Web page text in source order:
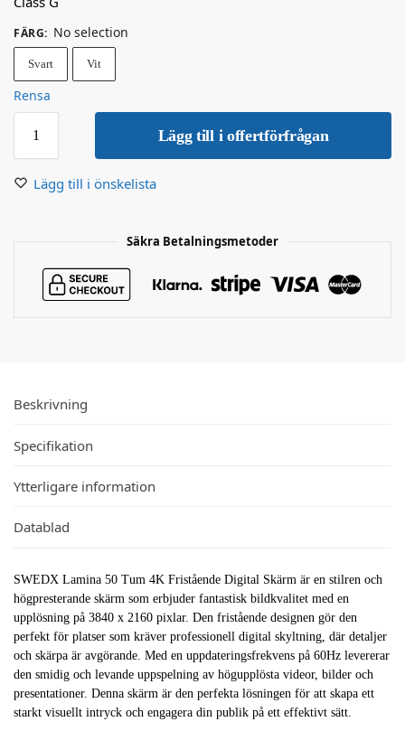
FÄRG: No selection
Svart Vit
Rensa
Lägg till i offertförfrågan
Lägg till i önskelista
Säkra Betalningsmetoder
Beskrivning
Specifikation
Ytterligare information
Datablad
SWEDX Lamina 50 Tum 4K Fristående Digital Skärm är en stilren och
högpresterande skärm som erbjuder fantastisk bildkvalitet med en
upplösning på 3840 x 2160 pixlar. Den fristående designen gör den
perfekt för platser som kräver professionell digital skyltning, där detaljer
och skärpa är avgörande. Med en uppdateringsfrekvens på 60Hz levererar
den smidig och levande uppspelning av högupplösta videor, bilder och
presentationer. Denna skärm är den perfekta lösningen för att skapa ett
starkt visuellt intryck och engagera din publik på ett effektivt sätt.